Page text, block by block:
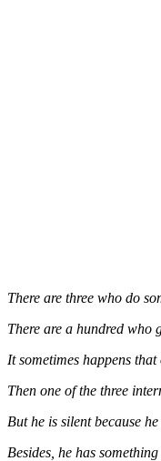
There are three who do
There are a hundred who
It sometimes happens
Then one of the three
But he is silent because
Besides, he has